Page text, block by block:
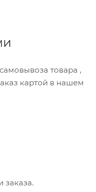
товара ,
картой в нашем
вы можете
Card, МИР. Оплата
заказа.